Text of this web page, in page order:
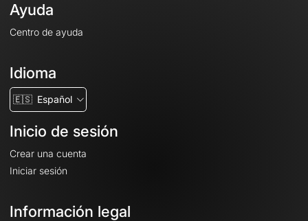
Ayuda
Centro de ayuda
Idioma
🇪🇸 Español
Inicio de sesión
Crear una cuenta
Iniciar sesión
Información legal